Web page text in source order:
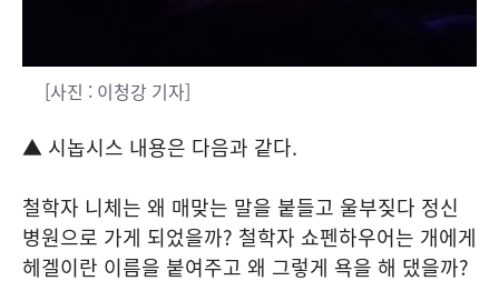
[사진 : 이청강 기자]
▲ 시놉시스 내용은 다음과 같다.
철학자 니체는 왜 매맞는 말을 붙들고 울부짖다 정신
병원으로 가게 되었을까? 철학자 쇼펜하우어는 개에게
헤겔이란 이름을 붙여주고 왜 그렇게 욕을 해 댔을까?